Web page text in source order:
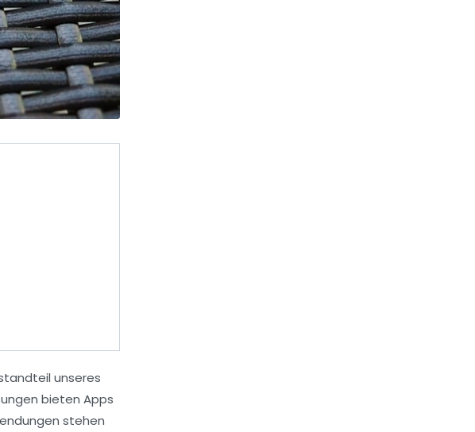
unseres
bieten Apps
stehen